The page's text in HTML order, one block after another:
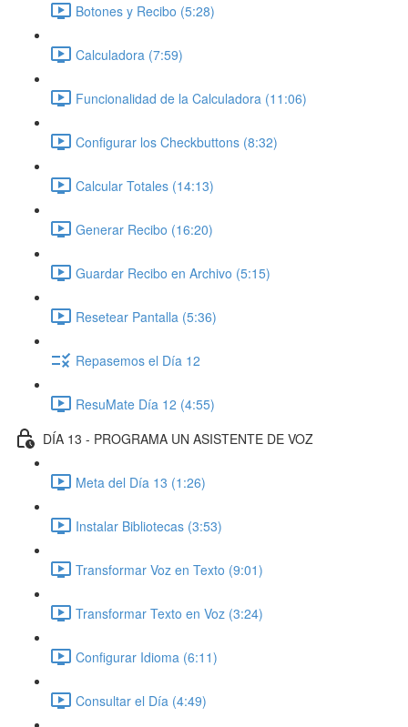
Botones y Recibo (5:28)
Calculadora (7:59)
Funcionalidad de la Calculadora (11:06)
Configurar los Checkbuttons (8:32)
Calcular Totales (14:13)
Generar Recibo (16:20)
Guardar Recibo en Archivo (5:15)
Resetear Pantalla (5:36)
Repasemos el Día 12
ResuMate Día 12 (4:55)
DÍA 13 - PROGRAMA UN ASISTENTE DE VOZ
Meta del Día 13 (1:26)
Instalar Bibliotecas (3:53)
Transformar Voz en Texto (9:01)
Transformar Texto en Voz (3:24)
Configurar Idioma (6:11)
Consultar el Día (4:49)